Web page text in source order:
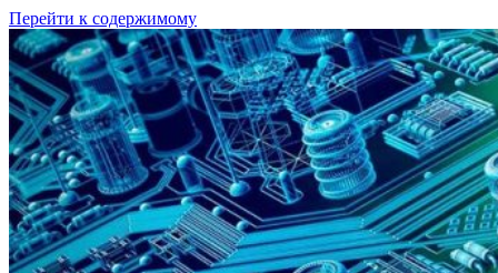
Перейти к содержимому